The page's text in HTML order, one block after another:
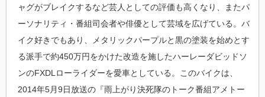
ャグがブレイクするなど芸人としての評価も高くなり、またパ
ーソナリティ・番組司会者や俳優として芸域を広げている。バ
イク好きでもあり、メタリックパープルと黒の塗装を始めとす
る派手で約450万円をかけた改造を施したハーレーダビッドソ
ンのFXDLローライダーを愛車としている。このバイクは、
2014年5月9日放送の『雨上がり決死隊のトーク番組アメトー